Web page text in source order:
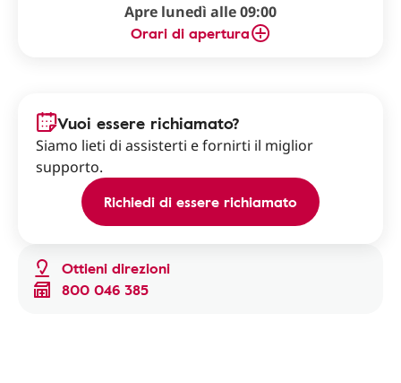
Apre lunedì alle 09:00
Orari di apertura
Ottieni direzioni
800 046 385
Vuoi essere richiamato?
Siamo lieti di assisterti e fornirti il miglior
supporto.
Richiedi di essere richiamato